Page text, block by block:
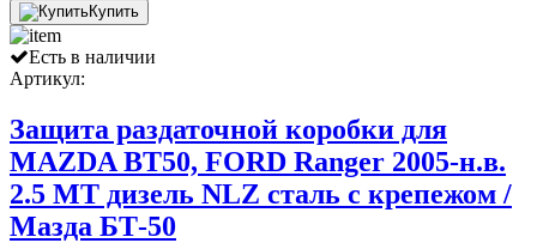
Купить
Есть в наличии
Артикул:
Защита раздаточной коробки для
MAZDA BT50, FORD Ranger 2005-н.в.
2.5 МТ дизель NLZ сталь с крепежом /
Мазда БТ-50